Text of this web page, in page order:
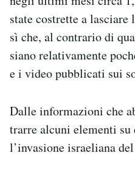
state costrette a lasciare
sì che, al contrario di
siano relativamente
e i video pubblicati sui
Dalle informazioni che
trarre alcuni elementi su
l’invasione israeliana